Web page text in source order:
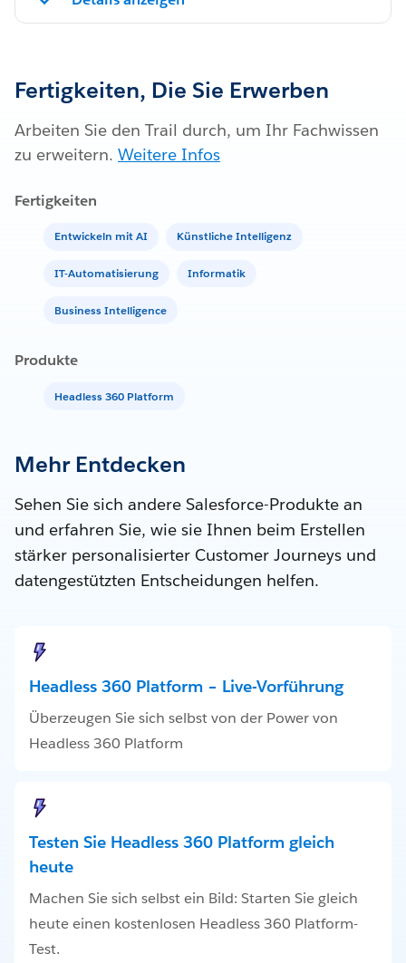
Fertigkeiten, Die Sie Erwerben
Arbeiten Sie den Trail durch, um Ihr Fachwissen
zu erweitern. Weitere Infos
Fertigkeiten
Entwickeln mit AI Künstliche Intelligenz
IT-Automatisierung Informatik
Business Intelligence
Produkte
Headless 360 Platform
Mehr Entdecken
Sehen Sie sich andere Salesforce-Produkte an
und erfahren Sie, wie sie Ihnen beim Erstellen
stärker personalisierter Customer Journeys und
datengestützten Entscheidungen helfen.
Headless 360 Platform – Live-Vorführung
Überzeugen Sie sich selbst von der Power von
Headless 360 Platform
Testen Sie Headless 360 Platform gleich
heute
Machen Sie sich selbst ein Bild: Starten Sie gleich
heute einen kostenlosen Headless 360 Platform-
Test.